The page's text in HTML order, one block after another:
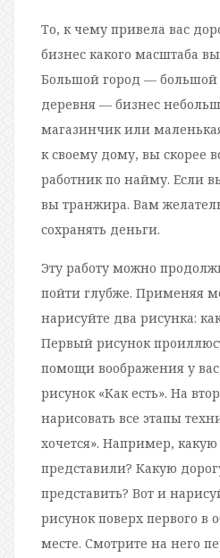
То, к чему привела вас
бизнес какого масштаба
Большой город — большой
деревня — бизнес
магазинчик или
к своему дому, вы скорее
работник по найму. Если
вы транжира. Вам
сохранять деньги.
Эту работу можно
пойти глубже. Применяя
нарисуйте два рисунка:
Первый рисунок
помощи воображения у вас
рисунок «Как есть». На
нарисовать все этапы
хочется». Например,
представили? Какую
представить? Вот и
рисунок поверх первого в
месте. Смотрите на него